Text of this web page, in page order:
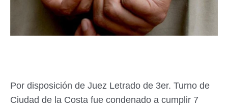
Por disposición de Juez Letrado de 3er. Turno de
Ciudad de la Costa fue condenado a cumplir 7